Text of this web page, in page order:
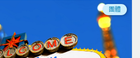
團體